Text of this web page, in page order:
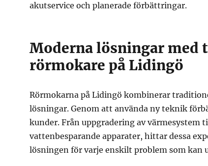
akutservice och planerade förbättringar.
Moderna lösningar med
rörmokare på Lidingö
Rörmokarna på Lidingö kombinerar
lösningar. Genom att använda ny teknik
kunder. Från uppgradering av värmesystem
vattenbesparande apparater, hittar dessa
lösningen för varje enskilt problem som kan